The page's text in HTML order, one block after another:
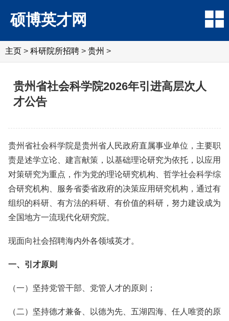
硕博英才网
主页 > 科研院所招聘 > ‌‌贵州 >
贵州省社会科学院2026年引进高层次人
才公告
贵州省社会科学院是贵州省人民政府直属事业单位，主要职
责是述学立论、建言献策，以基础理论研究为依托，以应用
对策研究为重点，作为党的理论研究机构、哲学社会科学综
合研究机构、服务省委省政府的决策应用研究机构，通过有
组织的科研、有方法的科研、有价值的科研，努力建设成为
全国地方一流现代化研究院。
现面向社会招聘海内外各领域英才。
一、引才原则
（一）坚持党管干部、党管人才的原则；
（二）坚持德才兼备、以德为先、五湖四海、任人唯贤的原